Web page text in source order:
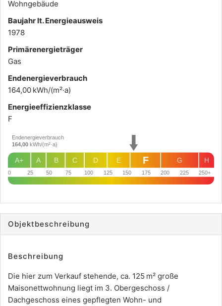
Wohngebäude
Baujahr lt. Energieausweis
1978
Primärenergieträger
Gas
Endenergie­verbrauch
164,00 kWh/(m²·a)
Energie­effizienz­klasse
F
0 25 50 75 100 125 150 175 200 225 250+
H
G
E
D
C
B
A
A+ F
Endenergieverbrauch
164,00kWh/(m²·a)
Objekt­beschreibung
Beschreibung
Die hier zum Verkauf stehende, ca. 125 m² große
Maisonettwohnung liegt im 3. Obergeschoss /
Dachgeschoss eines gepflegten Wohn- und